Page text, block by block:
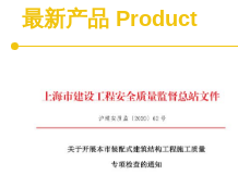
最新产品 Product